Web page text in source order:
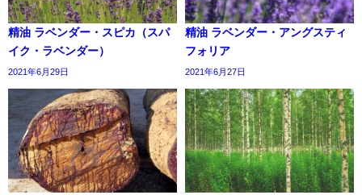
精油 ラベンダー・スピカ（スパ
イク・ラベンダー）
2021年6月29日
精油 ラベンダー・アングスティ
フォリア
2021年6月27日